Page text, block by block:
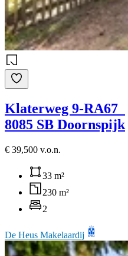
Klaterweg 9-RA67
8085 SB Doornspijk
€ 39,500 v.o.n.
33 m²
230 m²
2
De Heus Makelaardij